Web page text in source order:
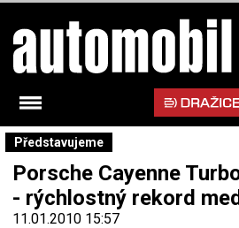
Představujeme
Porsche Cayenne
- rýchlostný rekord
11.01.2010 15:57